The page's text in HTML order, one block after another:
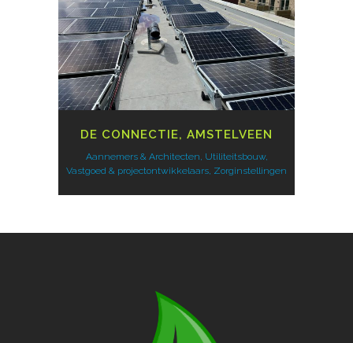
DE CONNECTIE, AMSTELVEEN
Aannemers & Architecten, Utiliteitsbouw,
Vastgoed & projectontwikkelaars, Zorginstellingen